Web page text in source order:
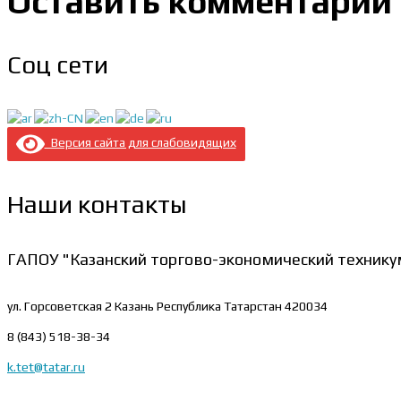
Соц сети
Версия сайта для слабовидящих
Наши контакты
ГАПОУ "Казанский торгово-экономический
ул. Горсоветская 2 Казань Республика Татарстан 420034
8 (843) 518-38-34
k.tet@tatar.ru